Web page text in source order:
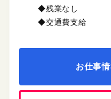
◆残業なし
◆交通費支給
お仕事